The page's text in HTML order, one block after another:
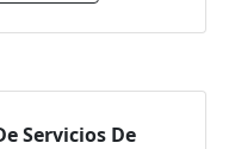
Servicios De